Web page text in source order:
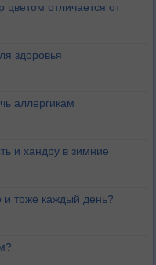
цветом отличается от
здоровья
аллергикам
и хандру в зимние
и тоже каждый день?